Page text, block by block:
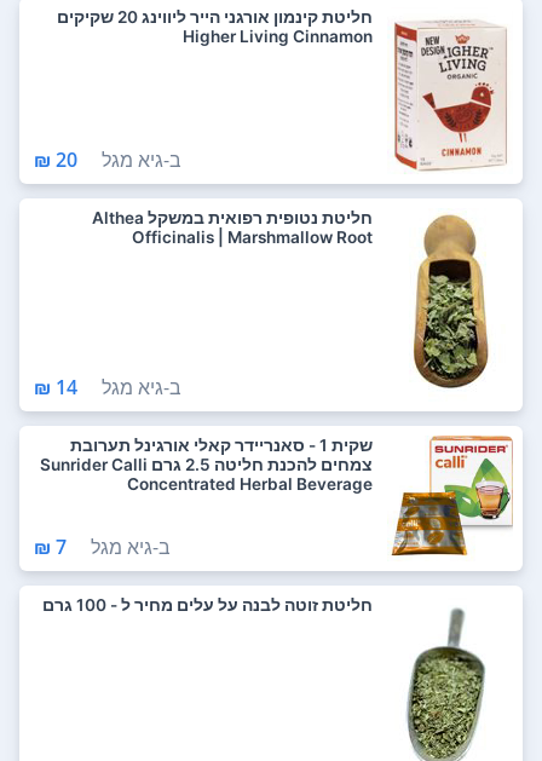
חליטת קינמון אורגני הייר ליווינג 20 שקיקים
Higher Living Cinnamon
ב-גיא מגל 20 ₪
חליטת נטופית רפואית במשקל Althea
Officinalis | Marshmallow Root
ב-גיא מגל 14 ₪
שקית 1 - סאנריידר קאלי אורגינל תערובת
צמחים להכנת חליטה 2.5 גרם Sunrider Calli
Concentrated Herbal Beverage
ב-גיא מגל 7 ₪
חליטת זוטה לבנה על עלים מחיר ל - 100 גרם